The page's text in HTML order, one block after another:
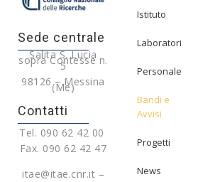
Sede centrale
Salita S. Lucia
sopra Contesse n.
5
98126 – Messina
(Me)
Contatti
Tel. 090 62 42 00
Fax. 090 62 42 47
itae@itae.cnr.it –
Istituto
Laboratori
Personale
Bandi e
Avvisi
Progetti
News